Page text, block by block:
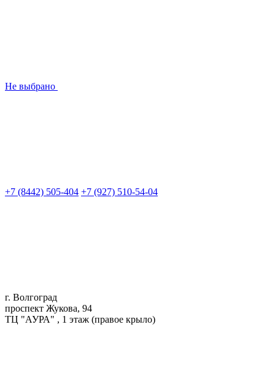
Не выбрано
+7 (8442) 505-404 +7 (927) 510-54-04
г. Волгоград
проспект Жукова, 94
ТЦ "АУРА" , 1 этаж (правое крыло)